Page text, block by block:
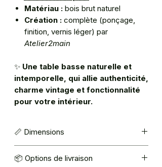
Matériau : bois brut naturel
Création : complète (ponçage,
finition, vernis léger) par
Atelier2main
✨ Une table basse naturelle et
intemporelle, qui allie authenticité,
charme vintage et fonctionnalité
pour votre intérieur.
📏 Dimensions
📦 Options de livraison